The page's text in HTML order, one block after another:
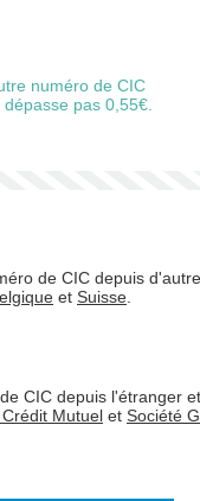
50
numéro de CIC
pas 0,55€.
de CIC depuis
et Suisse
CIC depuis l'étranger
Crédit Mutuel et Société